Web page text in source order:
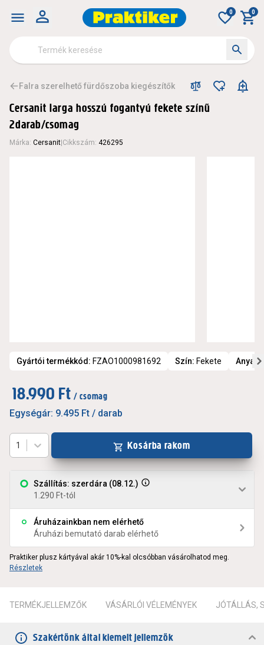
0 0
Falra szerelhető fürdőszoba kiegészítők
Cersanit larga hosszú fogantyú fekete színű
2darab/csomag
Márka: Cersanit Cikkszám: 426295
Gyártói termékkód: FZAO1000981692 Szín: Fekete Anyag:
18.990 Ft / csomag
Egységár: 9.495 Ft / darab
Szállítás: szerdára (08.12.)
1.290 Ft-tól
Áruházainkban nem elérhető
Áruházi bemutató darab elérhető
1 Kosárba rakom
Praktiker plusz kártyával akár 10%-kal olcsóbban vásárolhatod meg.
Részletek
TERMÉKJELLEMZŐK VÁSÁRLÓI VÉLEMÉNYEK JÓTÁLLÁS,
Szakértőnk által kiemelt jellemzők